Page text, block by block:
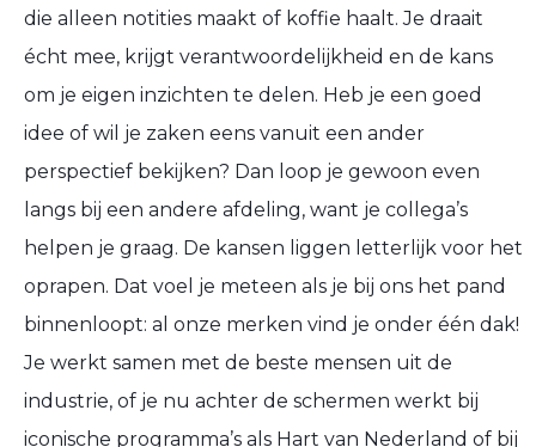
die alleen notities maakt of koffie haalt. Je draait
écht mee, krijgt verantwoordelijkheid en de kans
om je eigen inzichten te delen. Heb je een goed
idee of wil je zaken eens vanuit een ander
perspectief bekijken? Dan loop je gewoon even
langs bij een andere afdeling, want je collega’s
helpen je graag. De kansen liggen letterlijk voor het
oprapen. Dat voel je meteen als je bij ons het pand
binnenloopt: al onze merken vind je onder één dak!
Je werkt samen met de beste mensen uit de
industrie, of je nu achter de schermen werkt bij
iconische programma’s als Hart van Nederland of bij